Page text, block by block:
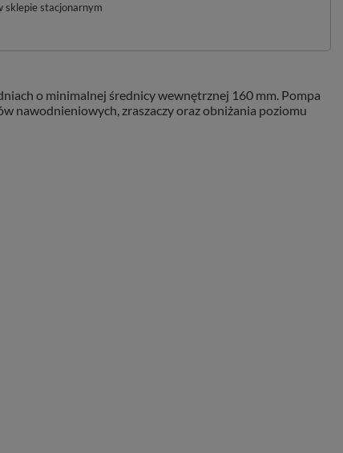
sklepie stacjonarnym
o minimalnej średnicy wewnętrznej 160 mm. Pompa
nawodnieniowych, zraszaczy oraz obniżania poziomu